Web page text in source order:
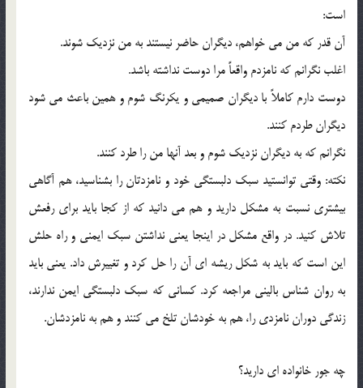
است:
آن قدر که من مي خواهم، ديگران حاضر نيستند به من نزديک شوند.
اغلب نگرانم که نامزدم واقعاً مرا دوست نداشته باشد.
دوست دارم کاملاً با ديگران صميمي و يکرنگ شوم و همين باعث مي شود
ديگران طردم کنند.
نگرانم که به ديگران نزديک شوم و بعد آنها من را طرد کنند.
نکته: وقتي توانستيد سبک دلبستگي خود و نامزدتان را بشناسيد، هم آگاهي
بيشتري نسبت به مشکل داريد و هم مي دانيد که از کجا بايد براي رفعش
تلاش کنيد. در واقع مشکل در اينجا يعني نداشتن سبک ايمني و راه حلش
اين است که بايد به شکل ريشه اي آن را حل کرد و تغييرش داد. يعني بايد
به روان شناس باليني مراجعه کرد. کساني که سبک دلبستگي ايمن ندارند،
زندگي دوران نامزدي را، هم به خودشان تلخ مي کنند و هم به نامزدشان.
چه جور خانواده اي داريد؟